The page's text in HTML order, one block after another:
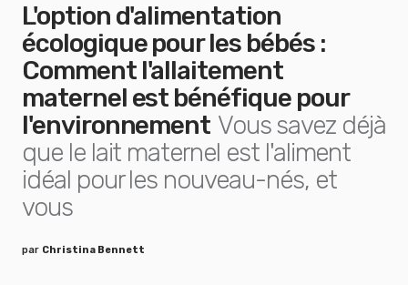
L'option d'alimentation
écologique pour les bébés :
Comment l'allaitement
maternel est bénéfique pour
l'environnement Vous savez déjà
que le lait maternel est l'aliment
idéal pour les nouveau-nés, et
vous
par Christina Bennett